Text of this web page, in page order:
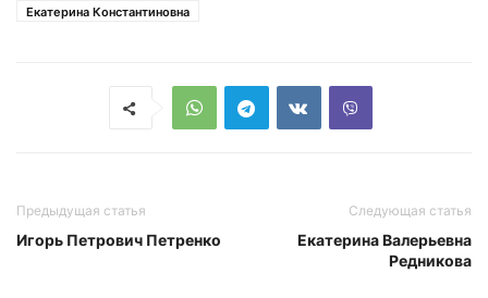
Екатерина Константиновна
Предыдущая статья
Игорь Петрович Петренко
Следующая статья
Екатерина Валерьевна
Редникова